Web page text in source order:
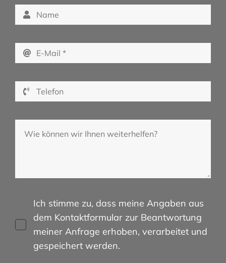
Ich stimme zu, dass meine Angaben aus
dem Kontaktformular zur Beantwortung
meiner Anfrage erhoben, verarbeitet und
gespeichert werden.